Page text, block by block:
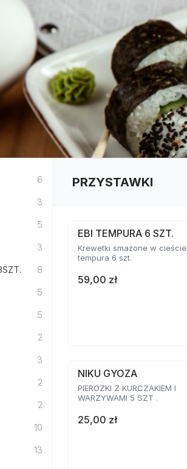
6
3
5
3
8
5
5
2
3
2
2
10
13
PRZYSTAWKI
EBI TEMPURA 6 SZT.
Krewetki smażone w cieście
tempura 6 szt.
59,00 zł
NIKU GYOZA
PIEROŻKI Z KURCZAKIEM I
WARZYWAMI 5 SZT .
25,00 zł